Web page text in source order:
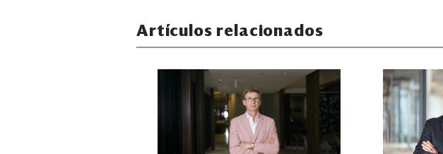
Artículos relacionados